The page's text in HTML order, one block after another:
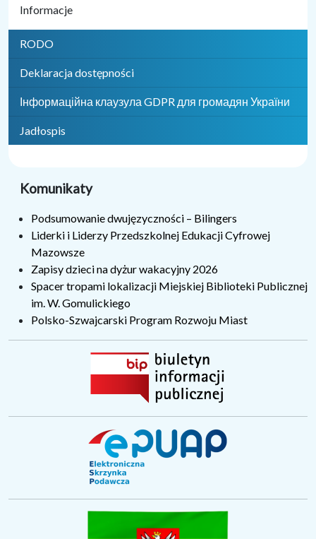
Informacje
RODO
Deklaracja dostępności
Інформаційна клаузула GDPR для громадян України
Jadłospis
Komunikaty
Podsumowanie dwujęzyczności – Bilingers
Liderki i Liderzy Przedszkolnej Edukacji Cyfrowej
Mazowsze
Zapisy dzieci na dyżur wakacyjny 2026
Spacer tropami lokalizacji Miejskiej Biblioteki Publicznej
im. W. Gomulickiego
Polsko-Szwajcarski Program Rozwoju Miast